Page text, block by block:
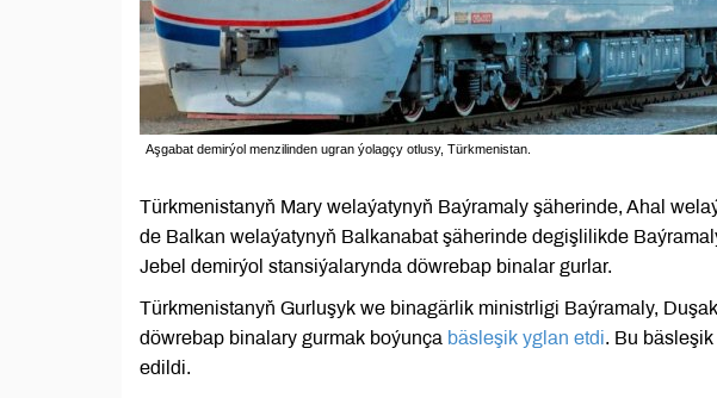
Aşgabat demirýol menzilinden ugran ýolagçy otlusy, Türkmenistan.
Türkmenistanyň Mary welaýatynyň Baýramaly şäherinde, Ahal
de Balkan welaýatynyň Balkanabat şäherinde degişlilikde
Jebel demirýol stansiýalarynda döwrebap binalar gurlar.
Türkmenistanyň Gurluşyk we binagärlik ministrligi Baýramaly,
döwrebap binalary gurmak boýunça bäsleşik yglan etdi. Bu
edildi.